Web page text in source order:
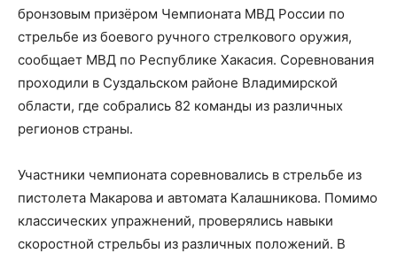
бронзовым призёром Чемпионата МВД России по
стрельбе из боевого ручного стрелкового оружия,
сообщает МВД по Республике Хакасия. Соревнования
проходили в Суздальском районе Владимирской
области, где собрались 82 команды из различных
регионов страны.
Участники чемпионата соревновались в стрельбе из
пистолета Макарова и автомата Калашникова. Помимо
классических упражнений, проверялись навыки
скоростной стрельбы из различных положений. В